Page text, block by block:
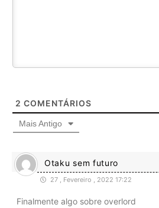
2 COMENTÁRIOS
Mais Antigo
Otaku sem futuro
27 , Fevereiro , 2022 17:22
Finalmente algo sobre overlord